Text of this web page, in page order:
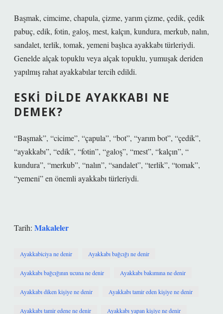
Başmak, cimcime, chapula, çizme, yarım çizme, çedik, çedik
pabuç, edik, fotin, galoş, mest, kalçın, kundura, merkub, nalın,
sandalet, terlik, tomak, yemeni başlıca ayakkabı türleriydi.
Genelde alçak topuklu veya alçak topuklu, yumuşak deriden
yapılmış rahat ayakkabılar tercih edildi.
ESKI DILDE AYAKKABI NE
DEMEK?
“Başmak”, “cicime”, “çapula”, “bot”, “yarım bot”, “çedik”,
“ayakkabı”, “edik”, “fotin”, “galoş”, “mest”, “kalçın”, “
kundura”, “merkub”, “nalın”, “sandalet”, “terlik”, “tomak”,
“yemeni” en önemli ayakkabı türleriydi.
Tarih: Makaleler
Ayakkabiciya ne denir Ayakkabı bağcığı ne denir
Ayakkabı bağcığının ucuna ne denir Ayakkabı bakımına ne denir
Ayakkabı diken kişiye ne denir Ayakkabı tamir eden kişiye ne denir
Ayakkabı tamir edene ne denir Ayakkabı yapan kişiye ne denir